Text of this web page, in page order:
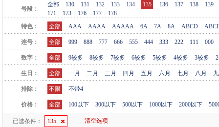
号段：
全部 130 131 132 133 134 135 136 137 138
139
171
173 176 177
178
特色：
全部 AAA AAAA AAAAA 6A 7A 8A ABCD
连号： 全部 999 888 777 666 555 444 333 222 111 000
数字： 全部 9较多 8较多 7较多 6较多 5较多 4较多 3较多
生日： 全部 一月 二月 三月 四月 五月 六月 七月 八月
排除： 不限 不带4
价格： 全部 100以下 300以下 500以下 1000以下 2000以下
已选条件： 135 清空选项